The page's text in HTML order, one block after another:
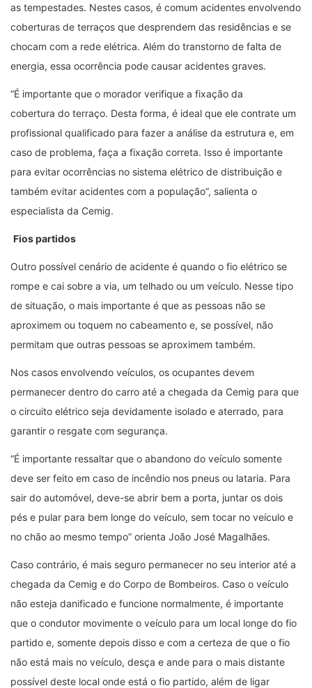
as tempestades. Nestes casos, é comum acidentes envolvendo
coberturas de terraços que desprendem das residências e se
chocam com a rede elétrica. Além do transtorno de falta de
energia, essa ocorrência pode causar acidentes graves.
“É importante que o morador verifique a fixação ​da
cobertura do terraço. Desta forma, é ideal que ele contrate um
profissional qualificado para fazer a análise da estrutura e, em
caso de problema, faça a fixação correta. Isso é importante
para evitar ocorrências no sistema elétrico de distribuição e
também evit​ar acidentes com a população”, salienta o
especialista da Cemig.
Fios partidos
Outro possível cenário de acidente é quando o fio elétrico se
rompe e cai sobre a via, um telhado ou um veículo. Nesse tipo
de situação, o mais importante é que as pessoas não se
aproximem ou toquem no cabeamento e, se possível, não
permitam que outras pessoas se aproximem também.
Nos casos envolvendo veículos, os ocupantes devem
permanecer dentro do carro até a chegada da Cemig para que
o circuito elétrico seja devidamente isolado e aterrado, para
garantir o resgate com segurança.
“É importante ressaltar que o abandono do veículo somente
deve ser feito em caso de incêndio nos pneus ou lataria. Para
sair do automóvel, deve-se abrir bem a porta, juntar os dois
pés e pular para bem longe do veículo, sem tocar no veículo e
no chão ao mesmo tempo” orienta João José Magalhães.
Caso contrário, é mais seguro permanecer no seu interior até a
chegada da Cemig e do Corpo de Bombeiros. Caso o veículo
não esteja danificado e funcione normalmente, é importante
que o condutor movimente o veículo para um local longe do fio
partido e, somente depois disso e com a certeza de que o fio
não está mais no veículo, desça e ande para o mais distante
possível deste local onde está o fio partido, além de ligar